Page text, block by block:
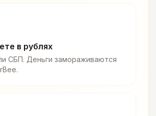
в рублях
СБП. Деньги замораживаются